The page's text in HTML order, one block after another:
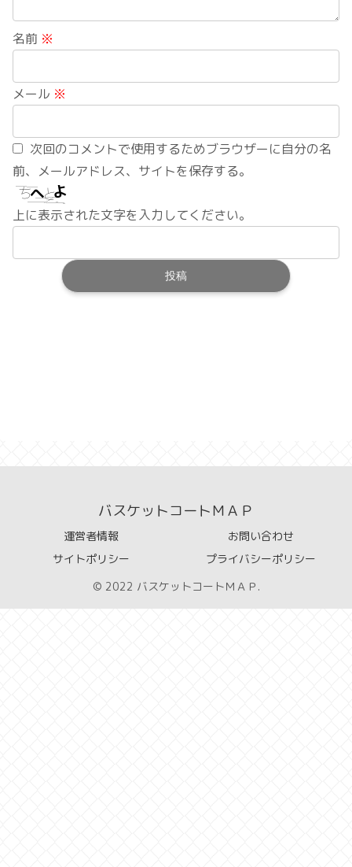
名前 ※
メール ※
次回のコメントで使用するためブラウザーに自分の名
前、メールアドレス、サイトを保存する。
上に表示された文字を入力してください。
バスケットコートＭＡＰ
運営者情報
お問い合わせ
サイトポリシー
プライバシーポリシー
© 2022 バスケットコートＭＡＰ.